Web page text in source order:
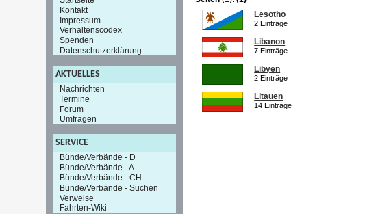
Kontakt
Impressum
Verhaltenscodex
Spenden
Datenschutzerklärung
AKTUELLES
Nachrichten
Termine
Forum
Umfragen
SERVICE
Bünde/Verbände - D
Bünde/Verbände - A
Bünde/Verbände - CH
Bünde/Verbände - Suchen
Verweise
Fahrten-Wiki
Lesotho
2 Einträge
Libanon
7 Einträge
Libyen
2 Einträge
Litauen
14 Einträge